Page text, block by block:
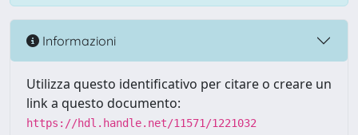
Informazioni
Utilizza questo identificativo per citare o creare un
link a questo documento:
https://hdl.handle.net/11571/1221032